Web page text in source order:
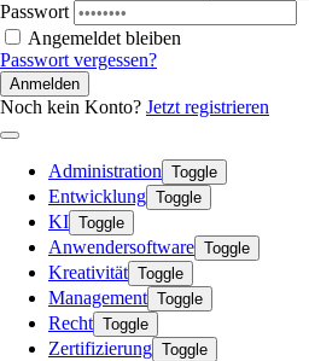
Passwort
Angemeldet bleiben
Passwort vergessen?
Anmelden
Noch kein Konto? Jetzt registrieren
Administration Toggle
Entwicklung Toggle
KI Toggle
Anwendersoftware Toggle
Kreativität Toggle
Management Toggle
Recht Toggle
Zertifizierung Toggle